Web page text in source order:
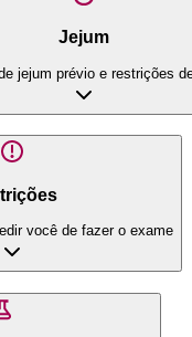
Jejum
jejum prévio e restrições
você de fazer o exame